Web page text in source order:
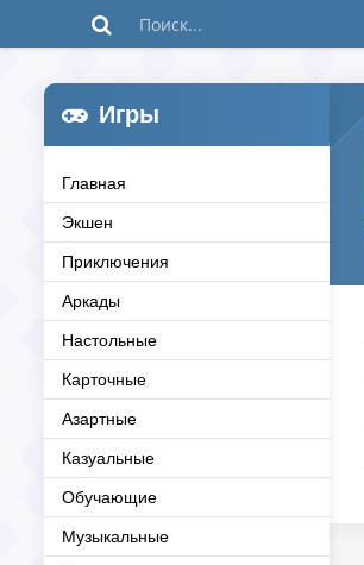
Игры
Главная
Экшен
Приключения
Аркады
Настольные
Карточные
Азартные
Казуальные
Обучающие
Музыкальные